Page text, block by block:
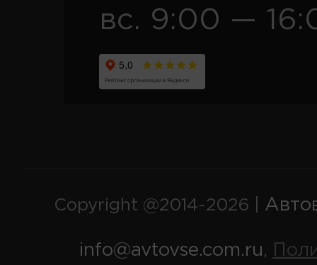
вс. 9:00 —
Copyright @2014-2026 |
info@avtovse.com.ru,